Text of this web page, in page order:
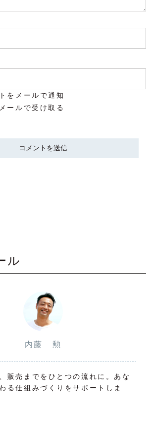
をメールで通知
ールで受け取る
ル
内藤 勲
販売までをひとつの流れに。あな
る仕組みづくりをサポートしま